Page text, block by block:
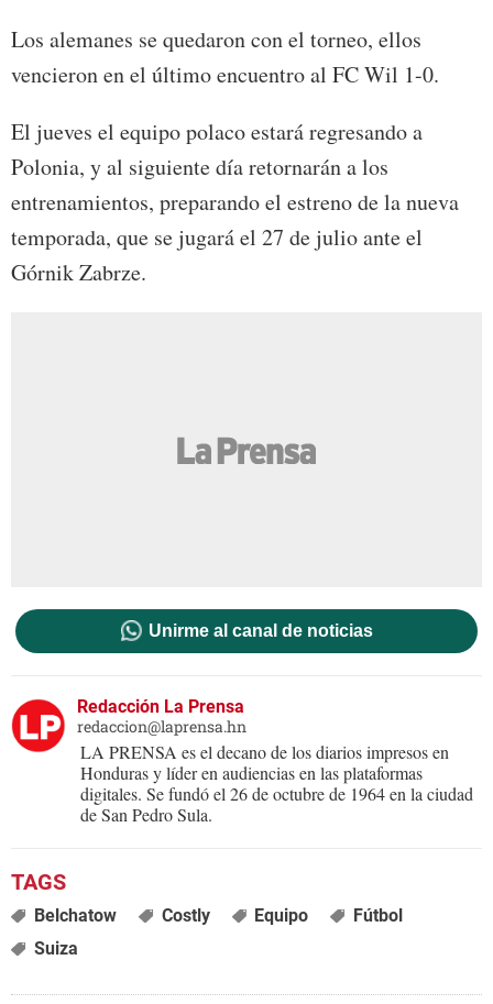
Los alemanes se quedaron con el torneo, ellos
vencieron en el último encuentro al FC Wil 1-0.
El jueves el equipo polaco estará regresando a
Polonia, y al siguiente día retornarán a los
entrenamientos, preparando el estreno de la nueva
temporada, que se jugará el 27 de julio ante el
Górnik Zabrze.
Unirme al canal de noticias
Redacción La Prensa
redaccion@laprensa.hn
LA PRENSA es el decano de los diarios impresos en
Honduras y líder en audiencias en las plataformas
digitales. Se fundó el 26 de octubre de 1964 en la ciudad
de San Pedro Sula.
Belchatow Costly Equipo
Fútbol
Suiza